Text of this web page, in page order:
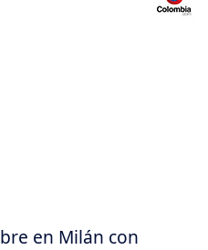
en Milán con